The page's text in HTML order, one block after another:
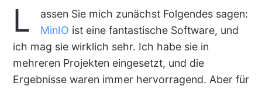
L
assen Sie mich zunächst Folgendes sagen:
MinIO ist eine fantastische Software, und
ich mag sie wirklich sehr. Ich habe sie in
mehreren Projekten eingesetzt, und die
Ergebnisse waren immer hervorragend. Aber für